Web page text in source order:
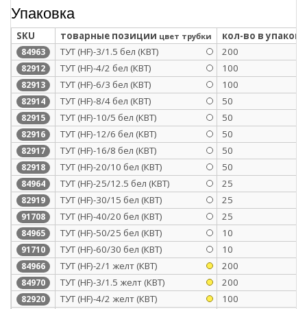
Упаковка
SKU товарные позиции цвет трубки кол-во в
84963 ТУТ (HF)-3/1.5 бел (КВТ) 200
82912 ТУТ (HF)-4/2 бел (КВТ) 100
82913 ТУТ (HF)-6/3 бел (КВТ) 100
82914 ТУТ (HF)-8/4 бел (КВТ) 50
82915 ТУТ (HF)-10/5 бел (КВТ) 50
82916 ТУТ (HF)-12/6 бел (КВТ) 50
82917 ТУТ (HF)-16/8 бел (КВТ) 50
82918 ТУТ (HF)-20/10 бел (КВТ) 50
84964 ТУТ (HF)-25/12.5 бел (КВТ) 25
82919 ТУТ (HF)-30/15 бел (КВТ) 25
91708 ТУТ (HF)-40/20 бел (КВТ) 25
84965 ТУТ (HF)-50/25 бел (КВТ) 10
91710 ТУТ (HF)-60/30 бел (КВТ) 10
84966 ТУТ (HF)-2/1 желт (КВТ) 200
84970 ТУТ (HF)-3/1.5 желт (КВТ) 200
82920 ТУТ (HF)-4/2 желт (КВТ)
100